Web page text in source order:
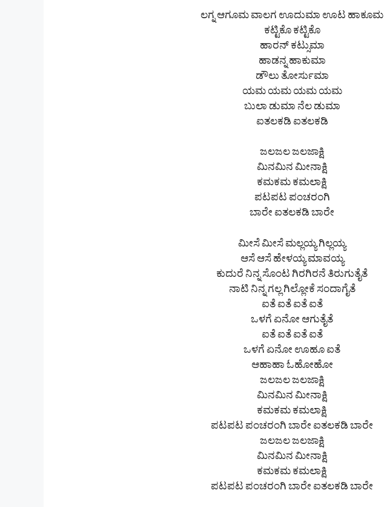
ಲಗ್ನ ಆಗೂಮ ವಾಲಗ ಊದುಮಾ ಊಟ ಹಾಕೂಮ
ಕಟ್ಟಿಕೊ ಕಟ್ಟಿಕೊ
ಹಾರನ್ ಕಟ್ಸುಮಾ
ಹಾಡನ್ನ ಹಾಕುಮಾ
ಡೌಲು ತೋರ್ಸುಮಾ
ಯಮ ಯಮ ಯಮ ಯಮ
ಬುಲಾ ಡುಮಾ ನೆಲ ಡುಮಾ
ಐತಲಕಡಿ ಐತಲಕಡಿ
ಜಲಜಲ ಜಲಜಾಕ್ಷಿ
ಮಿನಮಿನ ಮೀನಾಕ್ಷಿ
ಕಮಕಮ ಕಮಲಾಕ್ಷಿ
ಪಟಪಟ ಪಂಚರಂಗಿ
ಬಾರೇ ಐತಲಕಡಿ ಬಾರೇ
ಮೀಸೆ ಮೀಸೆ ಮಲ್ಲಯ್ಯ ಗಿಲ್ಲಯ್ಯ
ಆಸೆ ಆಸೆ ಹೇಳಯ್ಯ ಮಾವಯ್ಯ
ಕುದುರೆ ನಿನ್ನ ಸೊಂಟ ಗಿರಗಿರನೆ ತಿರುಗುತೈತೆ
ನಾಟಿ ನಿನ್ನ ಗಲ್ಲ ಗಿಲ್ಲೋಕೆ ಸಂದಾಗೈತೆ
ಐತೆ ಐತೆ ಐತೆ ಐತೆ
ಒಳಗೆ ಏನೋ ಆಗುತೈತೆ
ಐತೆ ಐತೆ ಐತೆ ಐತೆ
ಒಳಗೆ ಏನೋ ಊಹೂ ಐತೆ
ಆಹಾಹಾ ಓಹೋಹೋ
ಜಲಜಲ ಜಲಜಾಕ್ಷಿ
ಮಿನಮಿನ ಮೀನಾಕ್ಷಿ
ಕಮಕಮ ಕಮಲಾಕ್ಷಿ
ಪಟಪಟ ಪಂಚರಂಗಿ ಬಾರೇ ಐತಲಕಡಿ ಬಾರೇ
ಜಲಜಲ ಜಲಜಾಕ್ಷಿ
ಮಿನಮಿನ ಮೀನಾಕ್ಷಿ
ಕಮಕಮ ಕಮಲಾಕ್ಷಿ
ಪಟಪಟ ಪಂಚರಂಗಿ ಬಾರೇ ಐತಲಕಡಿ ಬಾರೇ